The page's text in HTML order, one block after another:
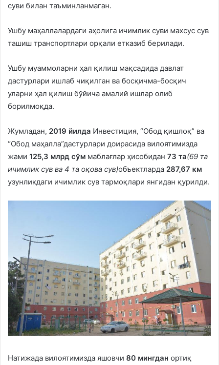
суви билан таъминланмаган.
Ушбу маҳаллалардаги аҳолига ичимлик суви махсус сув
ташиш транспортлари орқали етказиб берилади.
Ушбу муаммоларни ҳал қилиш мақсадида давлат
дастурлари ишлаб чиқилган ва босқичма-босқич
уларни ҳал қилиш бўйича амалий ишлар олиб
борилмоқда.
Жумладан, 2019 йилда Инвестиция, “Обод қишлоқ” ва
“Обод маҳалла”дастурлари доирасида вилоятимизда
жами 125,3 млрд сўм маблағлар ҳисобидан 73 та(69 та
ичимлик сув ва 4 та оқова сув)объектларда 287,67 км
узунликдаги ичимлик сув тармоқлари янгидан қурилди.
Натижада вилоятимизда яшовчи 80 мингдан ортиқ